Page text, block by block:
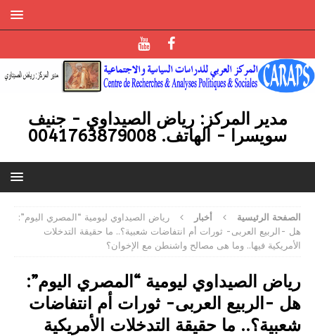
مدير المركز: رياض الصيداوي - جنيف
سويسرا - الهاتف. 0041763879008
الصفحة الرئيسية أخبار
رياض الصيداوي ليومية “المصري اليوم”:
هل -الربيع العربى- ثورات أم انتفاضات شعبية؟.. ما حقيقة التدخلات
الأمريكية فيها.. وما هى مصالح واشنطن مع الإخوان؟
رياض الصيداوي ليومية “المصري اليوم”:
هل -الربيع العربى- ثورات أم انتفاضات
شعبية؟.. ما حقيقة التدخلات الأمريكية